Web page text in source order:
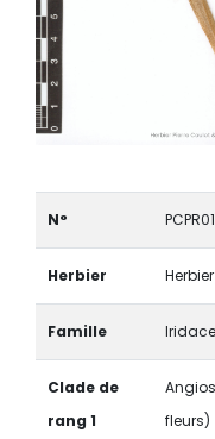
N°
Herbier
Famille
Clade de
rang 1
fleurs)